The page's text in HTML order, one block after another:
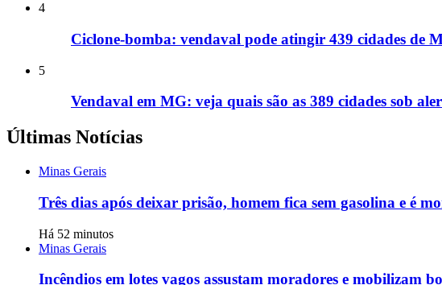
4
Ciclone-bomba: vendaval pode atingir 439 cidades de
5
Vendaval em MG: veja quais são as 389 cidades sob
Últimas Notícias
Minas Gerais
Três dias após deixar prisão, homem fica sem gasolina e é
Há 52 minutos
Minas Gerais
Incêndios em lotes vagos assustam moradores e mobilizam